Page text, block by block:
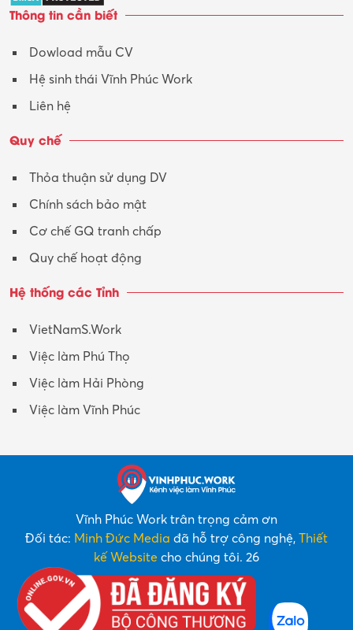
Tư vấn
Tư vấn – Kiến trúc
Y tế-Dược
Thông tin cần biết
Dowload mẫu CV
Hệ sinh thái Vĩnh Phúc Work
Liên hệ
Quy chế
Thỏa thuận sử dụng DV
Chính sách bảo mật
Cơ chế GQ tranh chấp
Quy chế hoạt động
Hệ thống các Tỉnh
VietNamS.Work
Việc làm Phú Thọ
Việc làm Hải Phòng
Việc làm Vĩnh Phúc
Vĩnh Phúc Work trân trọng cảm ơn
Đối tác: Minh Đức Media đã hỗ trợ công nghệ, Thiết
kế Website cho chúng tôi. 26